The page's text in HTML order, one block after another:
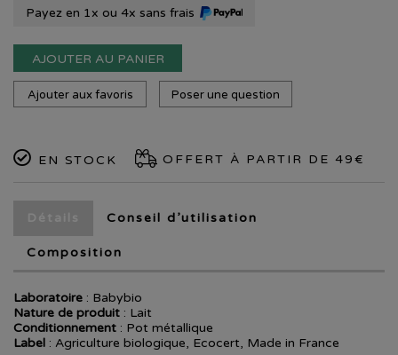
Payez en 1x ou 4x sans frais
AJOUTER AU PANIER
Ajouter aux favoris Poser une question
EN STOCK OFFERT À PARTIR DE 49€
Conseil d’utilisation
Composition
Laboratoire : Babybio
Nature de produit : Lait
Conditionnement : Pot métallique
Label : Agriculture biologique, Ecocert, Made in France